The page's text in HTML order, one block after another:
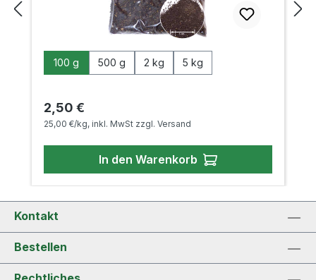
Packungsgröße auswählen
100 g 500 g 2 kg 5 kg
Regulärer Preis:
2,50 €
25,00 €/kg, inkl. MwSt zzgl. Versand
In den Warenkorb
Kontakt
Bestellen